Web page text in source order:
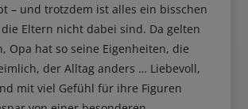
– und trotzdem ist alles ein bisschen
Eltern nicht dabei sind. Da gelten
Opa hat so seine Eigenheiten, die
der Alltag anders … Liebevoll,
mit viel Gefühl für ihre Figuren